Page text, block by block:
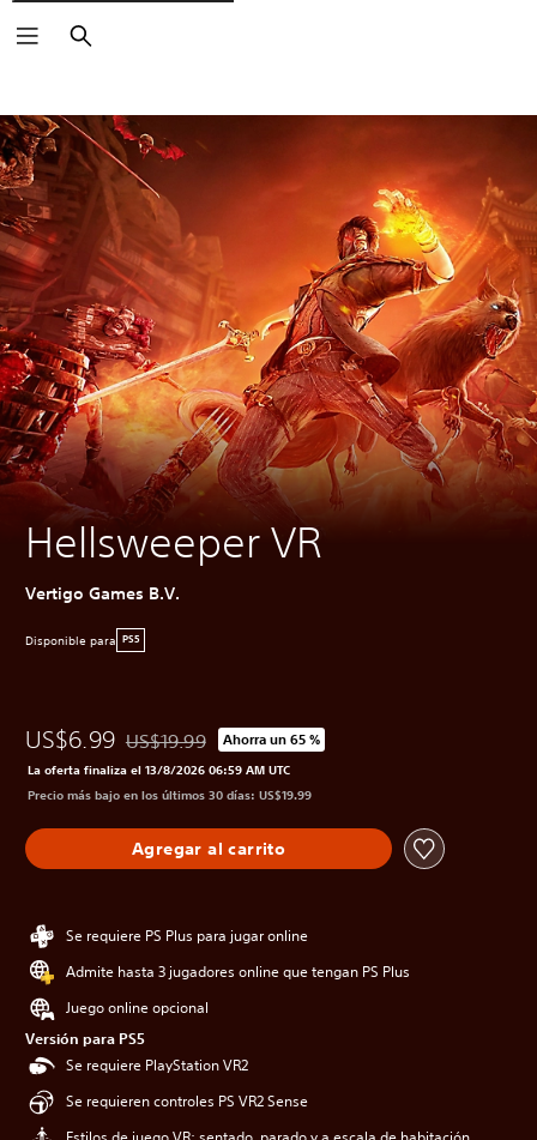
Buscar
Hellsweeper VR
Vertigo Games B.V.
Disponible para PS5
US$6.99 Rebajado del precio original de US$19.99
US$19.99 Ahorra un 65 %
La oferta finaliza el 13/8/2026 06:59 AM UTC
Precio más bajo en los últimos 30 días: US$19.99
Agregar al carrito
Se requiere PS Plus para jugar online
Admite hasta 3 jugadores online que tengan PS Plus
Juego online opcional
Versión para PS5
Se requiere PlayStation VR2
Se requieren controles PS VR2 Sense